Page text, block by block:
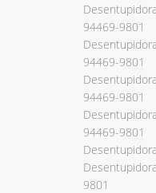
94469-9801
94469-9801
94469-9801
94469-9801
9801